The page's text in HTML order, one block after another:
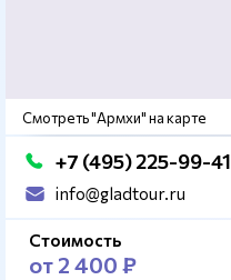
Смотреть "Армхи" на карте
+7 (495) 225-99-41
info@gladtour.ru
Стоимость
от 2 400 ₽